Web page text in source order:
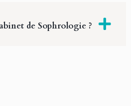
de Sophrologie ?